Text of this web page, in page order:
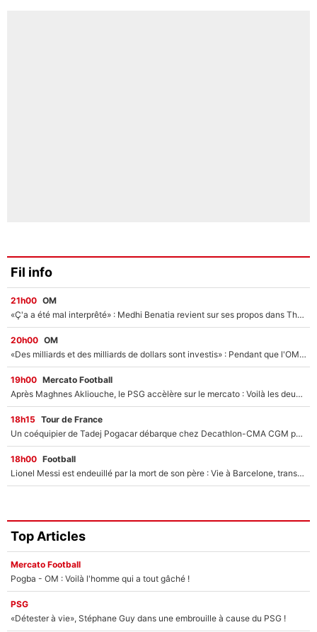
Fil info
21h00 OM
«Ç'a a été mal interprêté» : Medhi Benatia revient sur ses propos dans The Bridge et précise ses conditions pour rejoindre le PSG !
20h00 OM
«Des milliards et des milliards de dollars sont investis» : Pendant que l'OM est en pleine crise financière, Frank McCourt lance un nouveau projet à 260M€ !
19h00 Mercato Football
Après Maghnes Akliouche, le PSG accèlère sur le mercato : Voilà les deux nouvelles recrues qui vont signer la semaine prochaine ?
18h15 Tour de France
Un coéquipier de Tadej Pogacar débarque chez Decathlon-CMA CGM pour épauler Paul Seixas : «Mes meilleures années sont à venir»
18h00 Football
Lionel Messi est endeuillé par la mort de son père : Vie à Barcelone, transfert au PSG... voilà comment Jorge Messi a joué un rôle essentiel dans sa carrière !
Top Articles
Mercato Football
Pogba - OM : Voilà l'homme qui a tout gâché !
PSG
«Détester à vie», Stéphane Guy dans une embrouille à cause du PSG !